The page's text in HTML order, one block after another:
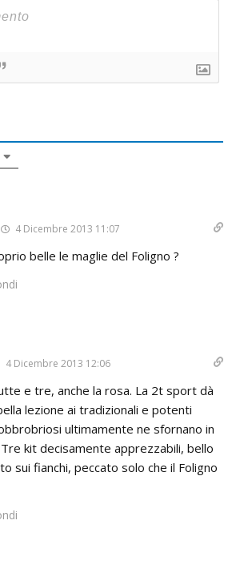
4 Dicembre 2013 11:07
belle le maglie del Foligno ?
4 Dicembre 2013 12:06
e tre, anche la rosa. La 2t sport dà
lezione ai tradizionali e potenti
ultimamente ne sfornano in
kit decisamente apprezzabili, bello
sui fianchi, peccato solo che il Foligno